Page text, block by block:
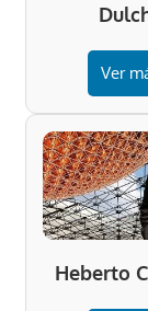
Ver
Heberto